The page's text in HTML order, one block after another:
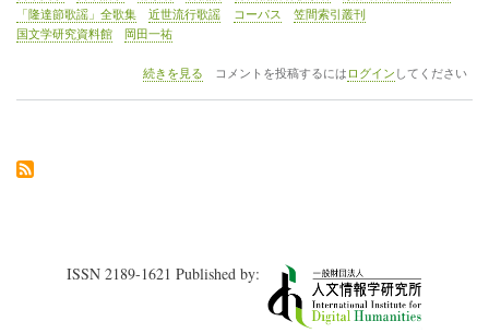
「隆達節歌謡」全歌集
近世流行歌謡 コーパス
笠間索引叢刊
国文学研究資料館
岡田一祐
《連
索
続きを見る コメントを投稿するには ログイン してください
ISSN 2189-1621 Published by: